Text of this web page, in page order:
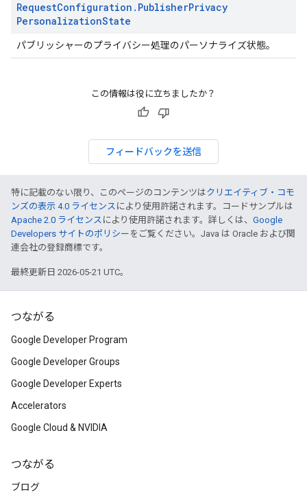
RequestConfiguration . PublisherPrivacy
PersonalizationState
パブリッシャーのプライバシー処理のパーソナライズ状態。
この情報は役に立ちましたか？
フィードバックを送信
特に記載のない限り、このページのコンテンツはクリエイティブ・コモ
ンズの表示 4.0 ライセンス により使用許諾されます。コードサンプルは
Apache 2.0 ライセンス により使用許諾されます。詳しくは、 Google
Developers サイトのポリシー をご覧ください。Java は Oracle および関
連会社の登録商標です。
最終更新日 2026-05-21 UTC。
つながる
Google Developer Program
Google Developer Groups
Google Developer Experts
Accelerators
Google Cloud & NVIDIA
つながる
ブログ